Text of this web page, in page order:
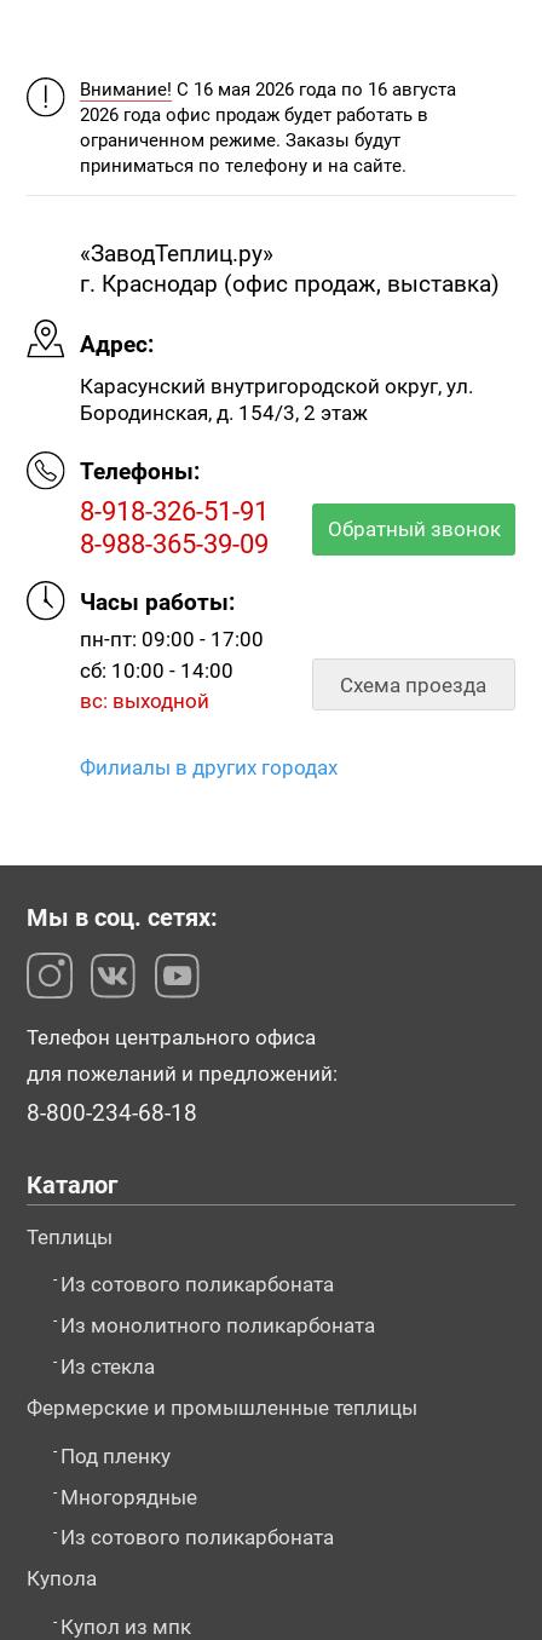
Внимание! С 16 мая 2026 года по 16 августа
2026 года офис продаж будет работать в
ограниченном режиме. Заказы будут
приниматься по телефону и на сайте.
«ЗаводТеплиц.ру»
г. Краснодар (офис продаж, выставка)
Адрес:
Карасунский внутригородской округ, ул.
Бородинская, д. 154/3, 2 этаж
Телефоны:
8-918-326-51-91
8-988-365-39-09
Обратный звонок
Часы работы:
пн-пт: 09:00 - 17:00
сб: 10:00 - 14:00
вс: выходной
Схема проезда
Филиалы в других городах
Мы в соц. сетях:
Телефон центрального офиса
для пожеланий и предложений:
8-800-234-68-18
Каталог
Теплицы
- Из сотового поликарбоната
- Из монолитного поликарбоната
- Из стекла
Фермерские и промышленные теплицы
- Под пленку
- Многорядные
- Из сотового поликарбоната
Купола
- Купол из мпк